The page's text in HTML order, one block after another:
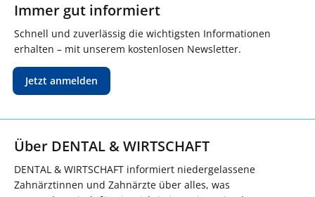
Immer gut informiert
Schnell und zuverlässig die wichtigsten Informationen
erhalten – mit unserem kostenlosen Newsletter.
Jetzt anmelden
Über DENTAL & WIRTSCHAFT
DENTAL & WIRTSCHAFT informiert niedergelassene
Zahnärztinnen und Zahnärzte über alles, was